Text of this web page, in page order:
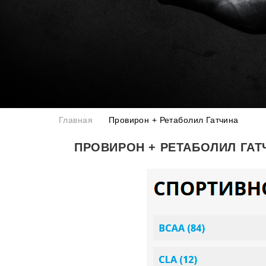
Главная Провирон + Ретаболил Гатчина
ПРОВИРОН + РЕТАБОЛИЛ